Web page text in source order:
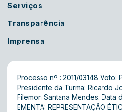
Serviços
Transparência
Imprensa
Processo nº : 2011/03148 Voto:
Presidente da Turma: Ricardo
Filemon Santana Mendes. Data
EMENTA: REPRESENTAÇÃO